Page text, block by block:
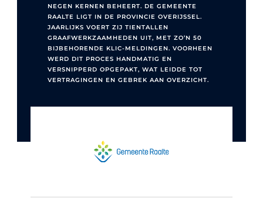
NEGEN KERNEN BEHEERT. DE GEMEENTE
RAALTE LIGT IN DE PROVINCIE OVERIJSSEL.
JAARLIJKS VOERT ZIJ TIENTALLEN
GRAAFWERKZAAMHEDEN UIT, MET ZO’N 50
BIJBEHORENDE KLIC-MELDINGEN. VOORHEEN
WERD DIT PROCES HANDMATIG EN
VERSNIPPERD OPGEPAKT, WAT LEIDDE TOT
VERTRAGINGEN EN GEBREK AAN OVERZICHT.